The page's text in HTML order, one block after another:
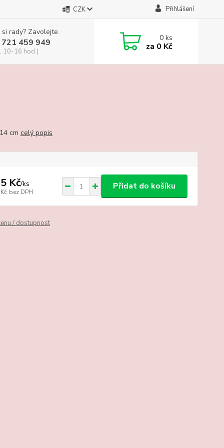
CZK Přihlášení
rady? Zavolejte.
459 949
10-16 hod.)
0ks
za 0 Kč
cm celý popis
Kč/ks
bez DPH
Přidat do košíku
/ dostupnost